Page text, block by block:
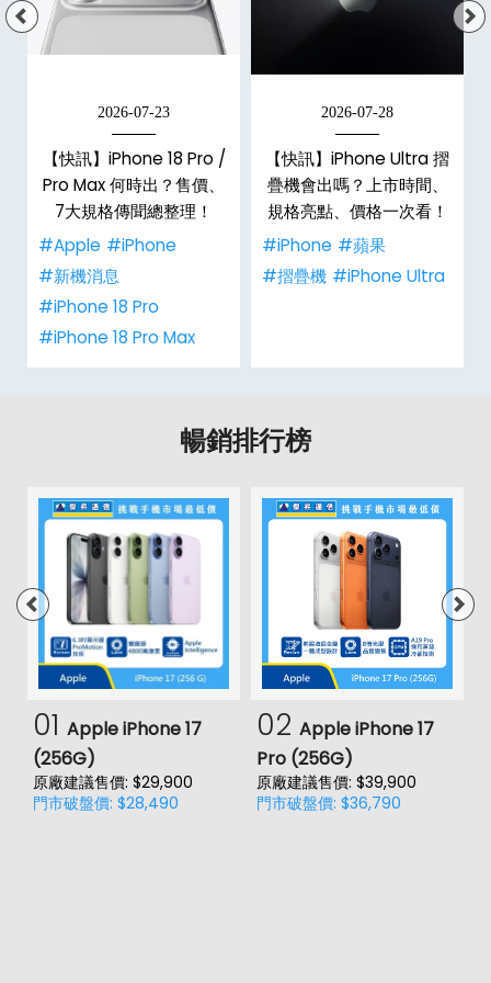
2026-07-23
【快訊】iPhone 18 Pro /
Pro Max 何時出？售價、
7大規格傳聞總整理！
#Apple #iPhone
#新機消息
#iPhone 18 Pro
#iPhone 18 Pro Max
2026-07-28
【快訊】iPhone Ultra 摺
疊機會出嗎？上市時間、
規格亮點、價格一次看！
#iPhone #蘋果
#摺疊機 #iPhone Ultra
暢銷排行榜
01 Apple iPhone 17
(256G)
原廠建議售價: $29,900
門市破盤價: $28,490
02 Apple iPhone 17
Pro (256G)
原廠建議售價: $39,900
門市破盤價: $36,790